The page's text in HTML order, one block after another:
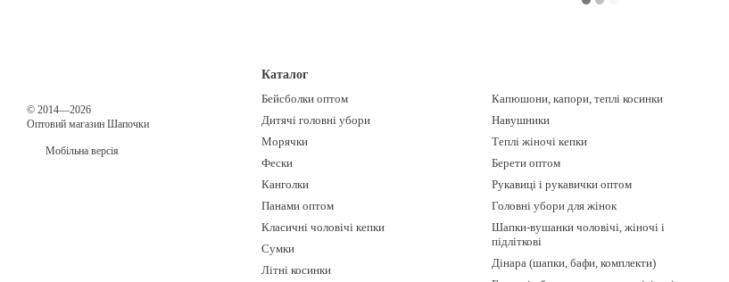
© 2014—2026
Оптовий магазин Шапочки
Мобільна версія
Каталог
Бейсболки оптом
Дитячі головні убори
Морячки
Фески
Канголки
Панами оптом
Класичні чоловічі кепки
Сумки
Літні косинки
Капюшони, капори, теплі косинки
Навушники
Теплі жіночі кепки
Берети оптом
Рукавиці і рукавички оптом
Головні убори для жінок
Шапки-вушанки чоловічі, жіночі і
підліткові
Дінара (шапки, бафи, комплекти)